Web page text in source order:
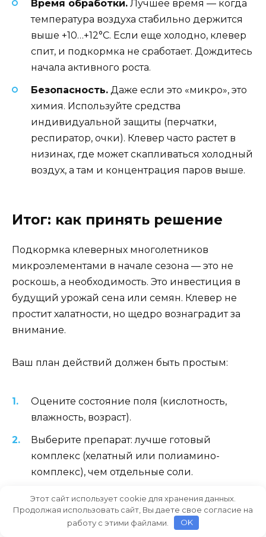
Время обработки. Лучшее время — когда
температура воздуха стабильно держится
выше +10…+12°C. Если еще холодно, клевер
спит, и подкормка не сработает. Дождитесь
начала активного роста.
Безопасность. Даже если это «микро», это
химия. Используйте средства
индивидуальной защиты (перчатки,
респиратор, очки). Клевер часто растет в
низинах, где может скапливаться холодный
воздух, а там и концентрация паров выше.
Итог: как принять решение
Подкормка клеверных многолетников
микроэлементами в начале сезона — это не
роскошь, а необходимость. Это инвестиция в
будущий урожай сена или семян. Клевер не
простит халатности, но щедро вознаградит за
внимание.
Ваш план действий должен быть простым:
Оцените состояние поля (кислотность,
влажность, возраст).
Выберите препарат: лучше готовый
комплекс (хелатный или полиамино-
комплекс), чем отдельные соли.
Подготовьте воду и проверьте
совместимость компонентов.
Проведите обработку вечером в
Этот сайт использует cookie для хранения данных.
Продолжая использовать сайт, Вы даете свое согласие на
работу с этими файлами.
OK